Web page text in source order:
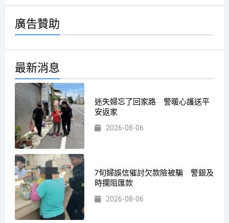
廣告贊助
最新消息
迷失婦忘了回家路 警暖心護送平
安返家
2026-08-06
7旬婦誤信催討欠款險被騙 警銀及
時攔阻匯款
2026-08-06